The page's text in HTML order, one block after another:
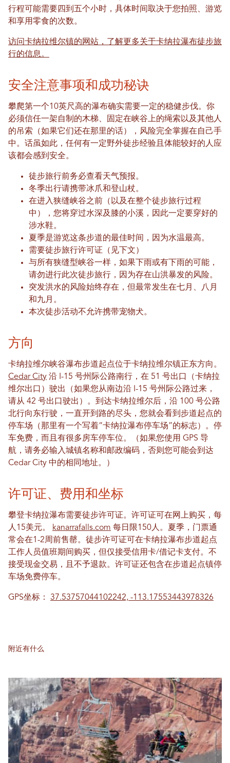
行程可能需要四到五个小时，具体时间取决于您拍照、游览
和享用零食的次数。
访问卡纳拉维尔镇的网站，了解更多关于卡纳拉瀑布徒步旅
行的信息。
安全注意事项和成功秘诀
攀爬第一个10英尺高的瀑布确实需要一定的稳健步伐。你
必须信任一架自制的木梯、固定在峡谷上的绳索以及其他人
的吊索（如果它们还在那里的话），风险完全掌握在自己手
中。话虽如此，任何有一定野外徒步经验且体能较好的人应
该都会感到安全。
徒步旅行前务必查看天气预报。
冬季出行请携带冰爪和登山杖。
在进入狭缝峡谷之前（以及在整个徒步旅行过程
中），您将穿过水深及膝的小溪，因此一定要穿好的
涉水鞋。
夏季是游览这条步道的最佳时间，因为水温最高。
需要徒步旅行许可证（见下文）
与所有狭缝型峡谷一样，如果下雨或有下雨的可能，
请勿进行此次徒步旅行，因为存在山洪暴发的风险。
突发洪水的风险始终存在，但最常发生在七月、八月
和九月。
本次徒步活动不允许携带宠物犬。
方向
卡纳拉维尔峡谷瀑布步道起点位于卡纳拉维尔镇正东方向。
Cedar City 沿 I-15 号州际公路南行，在 51 号出口（卡纳拉
维尔出口）驶出（如果您从南边沿 I-15 号州际公路过来，
请从 42 号出口驶出）。到达卡纳拉维尔后，沿 100 号公路
北行向东行驶，一直开到路的尽头，您就会看到步道起点的
停车场（那里有一个写着“卡纳拉瀑布停车场”的标志）。停
车免费，而且有很多房车停车位。（如果您使用 GPS 导
航，请务必输入城镇名称和邮政编码，否则您可能会到达
Cedar City 中的相同地址。）
许可证、费用和坐标
攀登卡纳拉瀑布需要徒步许可证。许可证可在网上购买，每
人15美元。 kanarrafalls.com 每日限150人。夏季，门票通
常会在1-2周前售罄。徒步许可证可在卡纳拉瀑布步道起点
工作人员值班期间购买，但仅接受信用卡/借记卡支付。不
接受现金交易，且不予退款。许可证还包含在步道起点镇停
车场免费停车。
GPS坐标： 37.53757044102242, -113.17553443978326
附近有什么